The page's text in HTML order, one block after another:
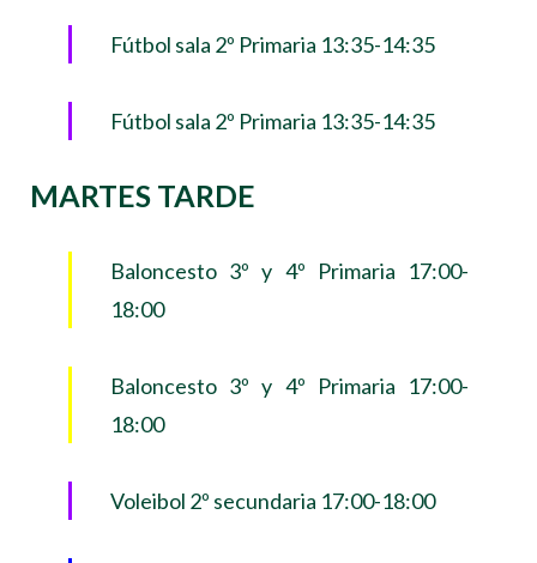
Fútbol sala 2º Primaria 13:35-14:35
Fútbol sala 2º Primaria 13:35-14:35
MARTES TARDE
Baloncesto 3º y 4º Primaria 17:00-
18:00
Baloncesto 3º y 4º Primaria 17:00-
18:00
Voleibol 2º secundaria 17:00-18:00